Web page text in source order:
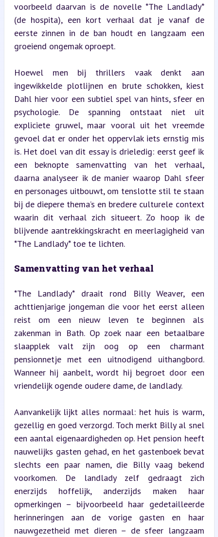
voorbeeld daarvan is de novelle *The Landlady*
(de hospita), een kort verhaal dat je vanaf de
eerste zinnen in de ban houdt en langzaam een
groeiend ongemak oproept.
Hoewel men bij thrillers vaak denkt aan
ingewikkelde plotlijnen en brute schokken, kiest
Dahl hier voor een subtiel spel van hints, sfeer en
psychologie. De spanning ontstaat niet uit
expliciete gruwel, maar vooral uit het vreemde
gevoel dat er onder het oppervlak iets ernstig mis
is. Het doel van dit essay is drieledig: eerst geef ik
een beknopte samenvatting van het verhaal,
daarna analyseer ik de manier waarop Dahl sfeer
en personages uitbouwt, om tenslotte stil te staan
bij de diepere thema’s en bredere culturele context
waarin dit verhaal zich situeert. Zo hoop ik de
blijvende aantrekkingskracht en meerlagigheid van
*The Landlady* toe te lichten.
Samenvatting van het verhaal
*The Landlady* draait rond Billy Weaver, een
achttienjarige jongeman die voor het eerst alleen
reist om een nieuw leven te beginnen als
zakenman in Bath. Op zoek naar een betaalbare
slaapplek valt zijn oog op een charmant
pensionnetje met een uitnodigend uithangbord.
Wanneer hij aanbelt, wordt hij begroet door een
vriendelijk ogende oudere dame, de landlady.
Aanvankelijk lijkt alles normaal: het huis is warm,
gezellig en goed verzorgd. Toch merkt Billy al snel
een aantal eigenaardigheden op. Het pension heeft
nauwelijks gasten gehad, en het gastenboek bevat
slechts een paar namen, die Billy vaag bekend
voorkomen. De landlady zelf gedraagt zich
enerzijds hoffelijk, anderzijds maken haar
opmerkingen – bijvoorbeeld haar gedetailleerde
herinneringen aan de vorige gasten en haar
nauwgezetheid met dieren – de sfeer langzaam